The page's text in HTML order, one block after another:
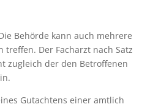
Behörde kann auch mehrere
treffen. Der Facharzt nach Satz
zugleich der den Betroffenen
Gutachtens einer amtlich